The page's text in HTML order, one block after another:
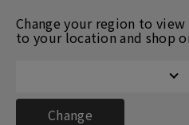
Change your region to
to your location and shop
Change